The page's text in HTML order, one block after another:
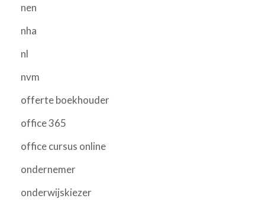
nen
nha
nl
nvm
offerte boekhouder
office 365
office cursus online
ondernemer
onderwijskiezer